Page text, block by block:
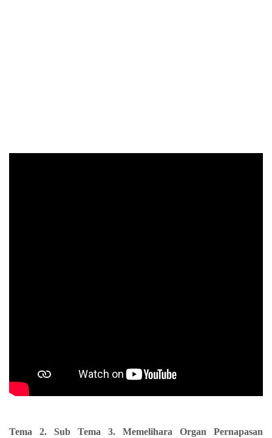
Tema 2. Sub Tema 3. Memelihara Organ Pernapasan